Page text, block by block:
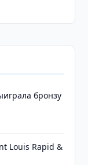
бронзу
Louis Rapid &